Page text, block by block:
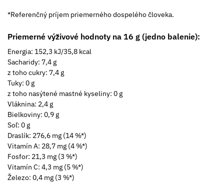
*Referenčný príjem priemerného dospelého človeka.
Priemerné výživové hodnoty na 16 g (jedno balenie):
Energia: 152,3 kJ/35,8 kcal
Sacharidy: 7,4 g
z toho cukry: 7,4­ g
Tuky: 0 g
z toho nasýtené mastné kyseliny: 0 g
Vláknina: 2,4 g
Bielkoviny: 0,9 g
Soľ: 0 g
Draslík: 276,6 mg (14 %*)
Vitamín A: 28,7 mg (4 %*)
Fosfor: 21,3 mg (3 %*)
Vitamín C: 4,3 mg (5 %*)
Železo: 0,4­ mg (3 %*)